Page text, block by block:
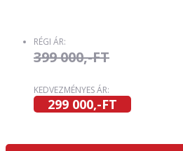
RÉGI ÁR:
399 000,-FT
KEDVEZMÉNYES ÁR:
299 000,-FT